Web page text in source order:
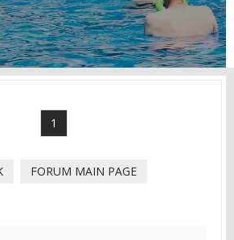
1
FORUM MAIN PAGE